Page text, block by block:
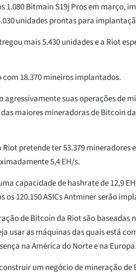
1.080 Bitmain S19j Pros em março,
unidades prontas para
mais 5.430 unidades e a Riot
18.370 mineiros implantados.
agressivamente suas operações de
maiores mineradoras de Bitcoin
Riot pretende ter 53.379 mineradores
5,4 EH/s.
capacidade de hashrate de 12,9
os 120.150 ASICs Antminer serão
de Bitcoin da Riot são baseadas
usar as máquinas das quais está
na América do Norte e na Europa.
um negócio de mineração de